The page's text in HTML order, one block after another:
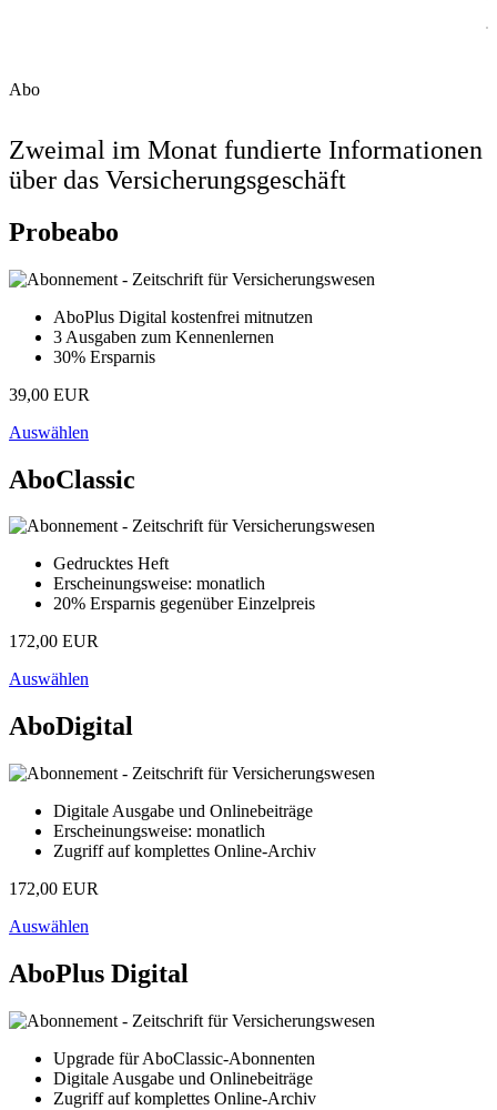
Abo
Zweimal im Monat fundierte Informationen
über das Versicherungsgeschäft
Probeabo
AboPlus Digital kostenfrei mitnutzen
3 Ausgaben zum Kennenlernen
30% Ersparnis
39,00 EUR
Auswählen
AboClassic
Gedrucktes Heft
Erscheinungsweise: monatlich
20% Ersparnis gegenüber Einzelpreis
172,00 EUR
Auswählen
AboDigital
Digitale Ausgabe und Onlinebeiträge
Erscheinungsweise: monatlich
Zugriff auf komplettes Online-Archiv
172,00 EUR
Auswählen
AboPlus Digital
Upgrade für AboClassic-Abonnenten
Digitale Ausgabe und Onlinebeiträge
Zugriff auf komplettes Online-Archiv